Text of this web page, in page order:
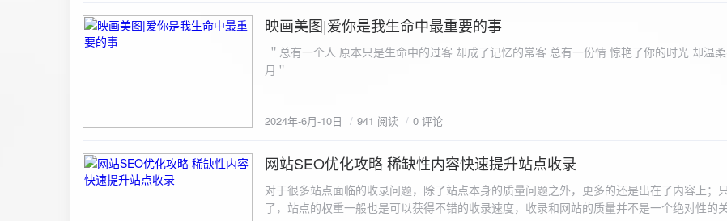
= array( "img/1.jpg", "img/2.jpg", ); $filename = "down/img.zip"; // 压缩包存放路径与名称 $zip = new
ZipArchive(); $zip->open($filename,ZipArchive::CREATE); //打开压缩包 //遍历文件 foreach($fileList as
$file){ $zip->addFile($file,basename($file)); //向压缩包中添加文件 } $zip->close(); //关闭压缩包 打包某
个文件夹（包含子文件夹）: <?php /** * @param $path 文件夹路径 * @param $zip zip 对象
为'.'和‘..’，不要对他们进行操作 if (is_dir($path . "/" . $filename)) { // 如果读取的某个对象是文件夹，则递
$filename); } } } } $zip = new ZipArchive(); $zip_filename = "down/files.zip"; // 压缩包存放路径与名称
压缩包中 addFileToZip("img",$zip);
2024-6-10
映画美图|爱你是我生命中最重要的事
＂总有一个人 原本只是生命中的过客 却成了记忆的常客 总有一份情 惊艳了你的时光 却温
月＂
2024年-6月-10日 941 阅读 0 评论
2024-5-30
网站SEO优化攻略 稀缺性内容快速提升站点收录
对于很多站点面临的收录问题，除了站点本身的质量问题之外，更多的还是出在了内容上；
了，站点的权重一般也是可以获得不错的收录速度，收录和网站的质量并不是一个绝对性的